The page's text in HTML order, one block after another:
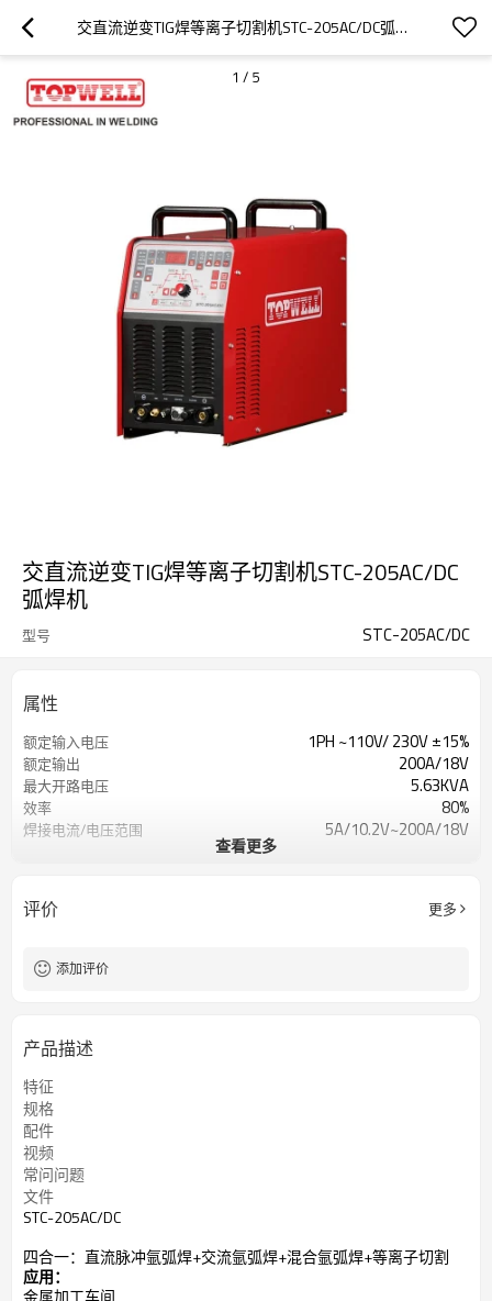
交直流逆变TIG焊等离子切割机STC-205AC/DC弧焊机
1 / 5
交直流逆变TIG焊等离子切割机STC-205AC/DC
弧焊机
型号 STC-205AC/DC
属性
额定输入电压 1PH ~110V/ 230V ±15%
额定输出 200A/18V
最大开路电压 5.63KVA
效率 80%
焊接电流/电压范围 5A/10.2V~200A/18V
气体临流/延迟时间
保修单 1年保修
重量
查看更多
评价 更多
添加评价
产品描述
特征
规格
配件
视频
常问问题
文件
STC-205AC/DC
四合一：直流脉冲氩弧焊+交流氩弧焊+混合氩弧焊+等离子切割
应用：
金属加工车间